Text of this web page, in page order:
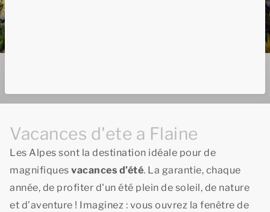
Vacances d'ete a Flaine
Les Alpes sont la destination idéale pour de
magnifiques vacances d’été. La garantie, chaque
année, de profiter d'un été plein de soleil, de nature
et d’aventure ! Imaginez : vous ouvrez la fenêtre de